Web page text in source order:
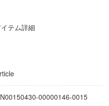
ィテュート
告書
プログラム市民社会ガバナンス
プログラム論理と感性の先端的
プログラム「超成熟社会発展のサ
テム詳細
00000146-0015